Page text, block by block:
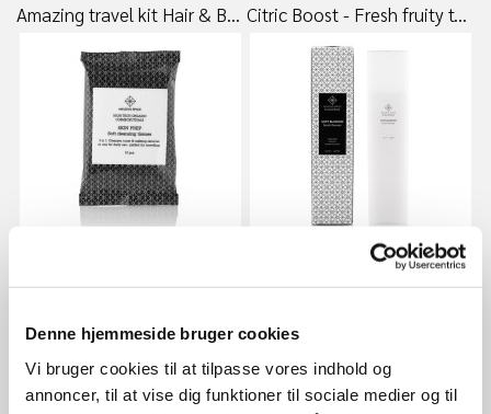
Denne hjemmeside bruger cookies
Vi bruger cookies til at tilpasse vores indhold og
annoncer, til at vise dig funktioner til sociale medier og til
Amazing travel kit Hair & Body - 285,00 DKK Citric Boost - Fresh fruity tonic 35ml - 135,00 DKK
Skinprep - Soft cleansing tissues 10stk - 55,00 DKK Soft blossom - Facial cleanser 35ml - 135,00 DKK